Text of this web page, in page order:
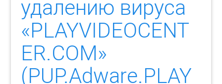
удалению вируса
«PLAYVIDEOCENT
ER.COM»
(PUP.Adware.PLAY